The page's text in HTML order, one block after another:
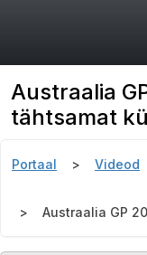
Austraalia
tähtsamat
Portaal Videod
Austraalia GP